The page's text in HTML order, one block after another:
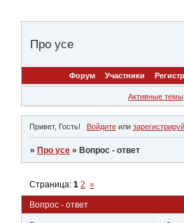
Про усе
Форум Участники
Активные темы
Привет, Гость! Войдитеили
» Про усе » Вопрос - ответ
Вопрос - ответ
Страница:1 2 »